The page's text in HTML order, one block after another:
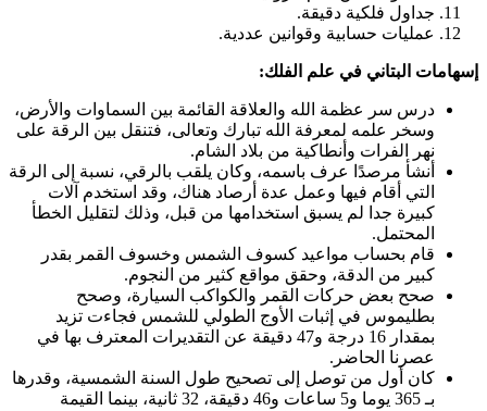
جداول فلكية دقيقة.
عمليات حسابية وقوانين عددية.
إسهامات البتاني في علم الفلك:
درس سر عظمة الله والعلاقة القائمة بين السماوات والأرض،
وسخر علمه لمعرفة الله تبارك وتعالى، فتنقل بين الرقة على
نهر الفرات وأنطاكية من بلاد الشام.
أنشأ مرصدًا عرف باسمه، وكان يلقب بالرقي، نسبة إلى الرقة
التي أقام فيها وعمل عدة أرصاد هناك، وقد استخدم آلات
كبيرة جدا لم يسبق استخدامها من قبل، وذلك لتقليل الخطأ
المحتمل.
قام بحساب مواعيد كسوف الشمس وخسوف القمر بقدر
كبير من الدقة، وحقق مواقع كثير من النجوم.
صحح بعض حركات القمر والكواكب السيارة، وصحح
بطليموس في إثبات الأوج الطولي للشمس فجاءت تزيد
بمقدار 16 درجة و47 دقيقة عن التقديرات المعترف بها في
عصرنا الحاضر.
كان أول من توصل إلى تصحيح طول السنة الشمسية، وقدرها
بـ 365 يوما و5 ساعات و46 دقيقة، 32 ثانية، بينما القيمة